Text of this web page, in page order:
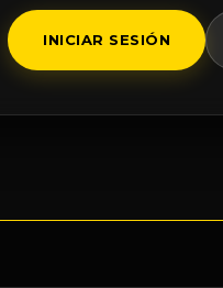
INICIAR SESIÓN